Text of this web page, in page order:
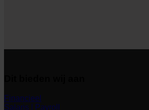
Financieel
Salaris | Payroll